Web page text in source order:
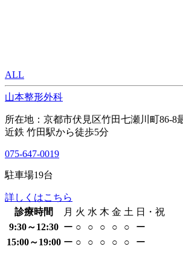
ALL
山本整形外科
所在地：京都市伏見区竹田七瀬川町86-8
近鉄 竹田駅から徒歩5分
075-647-0019
駐車場19台
詳しくはこちら
診療時間
月 火 水 木 金 土 日・祝
9:30～12:30 ー ○ ○ ○ ○ ○
ー
15:00～19:00 ー ○ ○ ○ ○ ○ ー